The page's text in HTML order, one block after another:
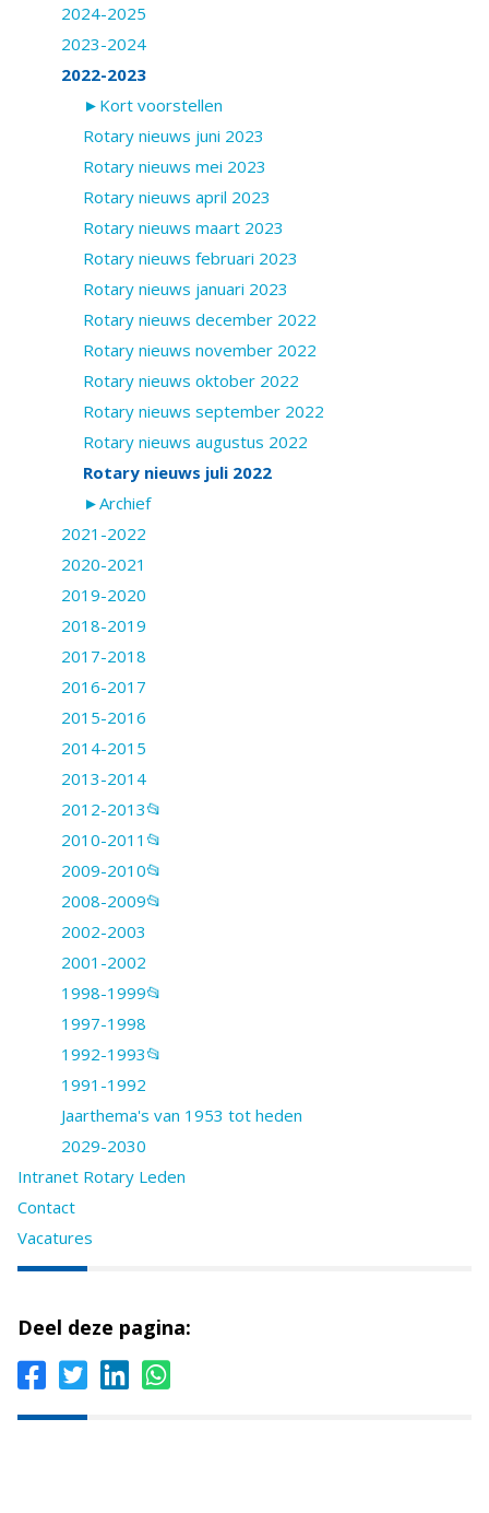
2024-2025
2023-2024
2022-2023
►Kort voorstellen
Rotary nieuws juni 2023
Rotary nieuws mei 2023
Rotary nieuws april 2023
Rotary nieuws maart 2023
Rotary nieuws februari 2023
Rotary nieuws januari 2023
Rotary nieuws december 2022
Rotary nieuws november 2022
Rotary nieuws oktober 2022
Rotary nieuws september 2022
Rotary nieuws augustus 2022
Rotary nieuws juli 2022
►Archief
2021-2022
2020-2021
2019-2020
2018-2019
2017-2018
2016-2017
2015-2016
2014-2015
2013-2014
2012-2013📂
2010-2011📂
2009-2010📂
2008-2009📂
2002-2003
2001-2002
1998-1999📂
1997-1998
1992-1993📂
1991-1992
Jaarthema's van 1953 tot heden
2029-2030
Intranet Rotary Leden
Contact
Vacatures
Deel deze pagina: